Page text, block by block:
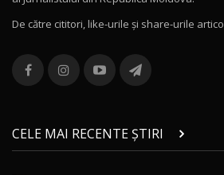
16:48
13
combină aventura cu
36:08
chinez care face lumea
/ AutoBlog.MD
17:27
De către cititori, like-urile şi share-urile
CELE MAI RECENTE ȘTIRI